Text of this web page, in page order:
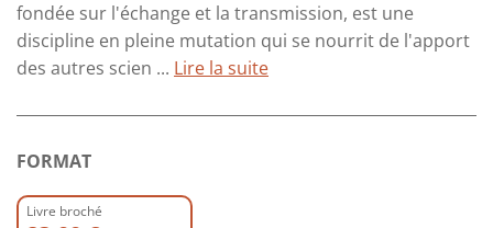
fondée sur l'échange et la transmission, est une
discipline en pleine mutation qui se nourrit de l'apport
des autres scien ... Lire la suite
FORMAT
Livre broché